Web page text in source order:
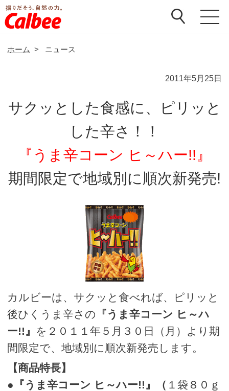
ホーム > ニュース
2011年5月25日
サクッとした食感に、ピリッと
した辛さ！！
『うま辛コーン ヒ～ハー!!』
期間限定で地域別に順次新発売!
カルビーは、サクッと食べれば、ピリッと
後ひくうま辛さの 『うま辛コーン ヒ～ハ
ー!!』 を２０１１年５月３０日（月）より期
間限定で、地域別に順次新発売します。
【商品特長】
● 『うま辛コーン ヒ～ハー!!』（ １袋８０ｇ